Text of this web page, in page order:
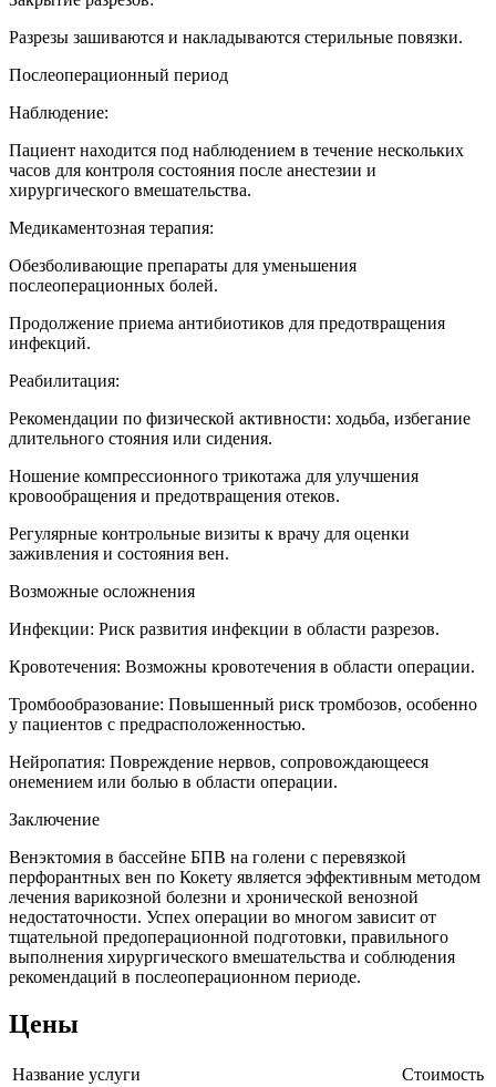
Разрезы зашиваются и накладываются стерильные повязки.
Послеоперационный период
Наблюдение:
Пациент находится под наблюдением в течение нескольких
часов для контроля состояния после анестезии и
хирургического вмешательства.
Медикаментозная терапия:
Обезболивающие препараты для уменьшения
послеоперационных болей.
Продолжение приема антибиотиков для предотвращения
инфекций.
Реабилитация:
Рекомендации по физической активности: ходьба, избегание
длительного стояния или сидения.
Ношение компрессионного трикотажа для улучшения
кровообращения и предотвращения отеков.
Регулярные контрольные визиты к врачу для оценки
заживления и состояния вен.
Возможные осложнения
Инфекции: Риск развития инфекции в области разрезов.
Кровотечения: Возможны кровотечения в области операции.
Тромбообразование: Повышенный риск тромбозов, особенно
у пациентов с предрасположенностью.
Нейропатия: Повреждение нервов, сопровождающееся
онемением или болью в области операции.
Заключение
Венэктомия в бассейне БПВ на голени с перевязкой
перфорантных вен по Кокету является эффективным методом
лечения варикозной болезни и хронической венозной
недостаточности. Успех операции во многом зависит от
тщательной предоперационной подготовки, правильного
выполнения хирургического вмешательства и соблюдения
рекомендаций в послеоперационном периоде.
Цены
Название услуги
Стоимость